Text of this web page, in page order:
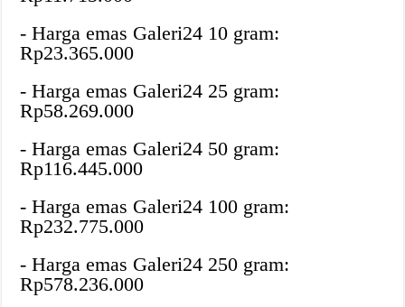
‎- Harga emas Galeri24 10 gram:
Rp23.365.000
‎- Harga emas Galeri24 25 gram:
Rp58.269.000
‎- Harga emas Galeri24 50 gram:
Rp116.445.000
‎- Harga emas Galeri24 100 gram:
Rp232.775.000
‎- Harga emas Galeri24 250 gram:
Rp578.236.000